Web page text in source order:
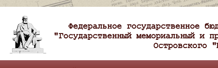
Федеральное государственное
"Государственный мемориальный и
Островского